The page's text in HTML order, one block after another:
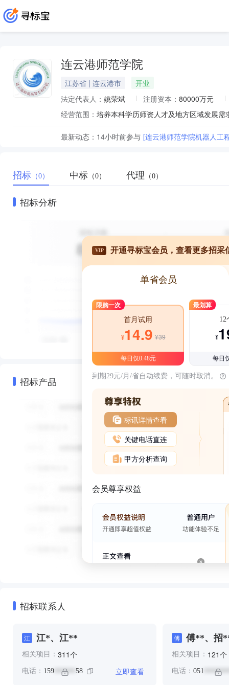
连云港师范学院
江苏省 | 连云港市
开业
法定代表人： 姚荣斌 注册资本： 80000万元
经营范围：
最新动态： 14小时前参与 [连云港师范学院机器人工
招标 （0） 中标 （0） 代理 （0）
招标分析
招标产品
VIP 开通寻标宝会员，查看更多招采
单省会员
限购一次
首月试用
¥14.9 ¥39
每日仅0.48元
最划算
12
¥
每日
到期29元/月/省自动续费，可随时取消。
标讯详情查看
关键电话直连
甲方分析查询
会员尊享权益
招标联系人
江 江*、江**
相关项目： 311个
电话： 159 ****** 58 立即查看
傅 傅**、招
相关项目： 121个
电话： 051